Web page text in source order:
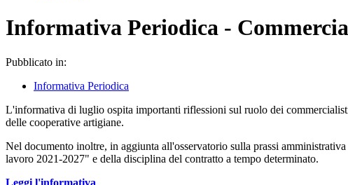
Informativa Periodica -
Pubblicato in:
Informativa Periodica
L'informativa di luglio ospita importanti riflessioni sul ruolo dei
delle cooperative artigiane.
Nel documento inoltre, in aggiunta all'osservatorio sulla prassi
lavoro 2021-2027" e della disciplina del contratto a tempo determinato.
Leggi l'informativa